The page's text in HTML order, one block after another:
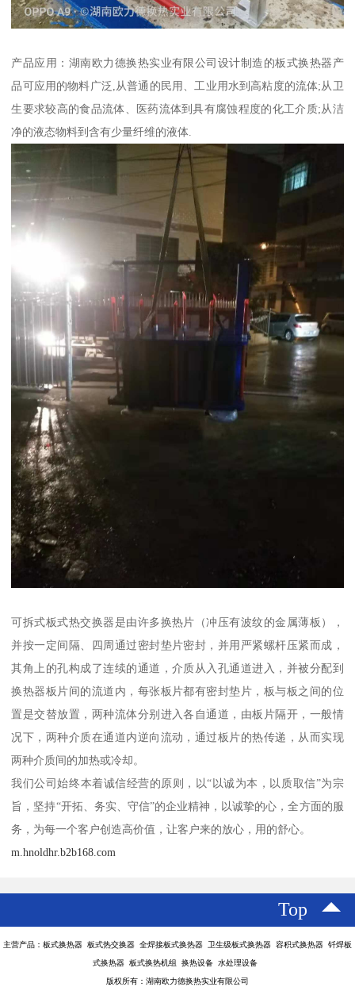
产品应用：湖南欧力德换热实业有限公司设计制造的板式换热器产
品可应用的物料广泛,从普通的民用、工业用水到高粘度的流体;从卫
生要求较高的食品流体、医药流体到具有腐蚀程度的化工介质;从洁
净的液态物料到含有少量纤维的液体.
可拆式板式热交换器是由许多换热片（冲压有波纹的金属薄板），
并按一定间隔、四周通过密封垫片密封，并用严紧螺杆压紧而成，
其角上的孔构成了连续的通道，介质从入孔通道进入，并被分配到
换热器板片间的流道内，每张板片都有密封垫片，板与板之间的位
置是交替放置，两种流体分别进入各自通道，由板片隔开，一般情
况下，两种介质在通道内逆向流动，通过板片的热传递，从而实现
两种介质间的加热或冷却。
我们公司始终本着诚信经营的原则，以“以诚为本，以质取信”为宗
旨，坚持“开拓、务实、守信”的企业精神，以诚挚的心，全方面的服
务，为每一个客户创造高价值，让客户来的放心，用的舒心。
m.hnoldhr.b2b168.com
Top
主营产品：板式换热器 板式热交换器 全焊接板式换热器 卫生级板式换热器 容积式换热器 钎焊板
式换热器 板式换热机组 换热设备 水处理设备
版权所有：湖南欧力德换热实业有限公司